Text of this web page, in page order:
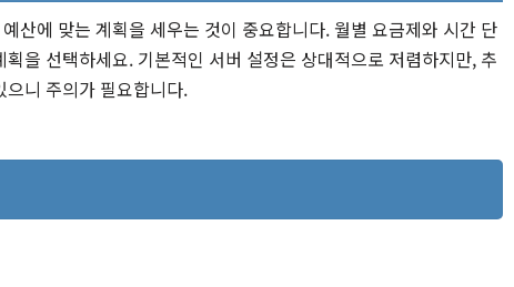
산에 맞는 계획을 세우는 것이 중요합니다. 월별 요금제와 시간 단
을 선택하세요. 기본적인 서버 설정은 상대적으로 저렴하지만, 추
니 주의가 필요합니다.